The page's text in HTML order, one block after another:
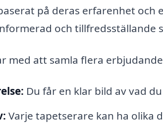
på deras erfarenhet och
och tillfredsställande
med att samla flera
Du får en klar bild av vad
Varje tapetserare kan ha olika